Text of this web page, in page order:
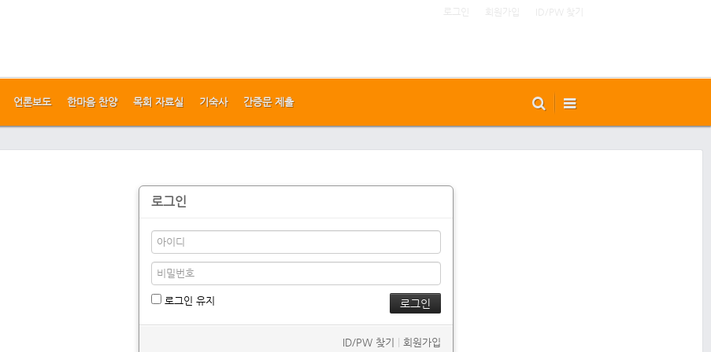
로그인 회원가입 ID/PW 찾기
언론보도 한마음 찬양 목회 자료실 기숙사 간증문 제출
로그인
로그인 유지
ID/PW 찾기 회원가입